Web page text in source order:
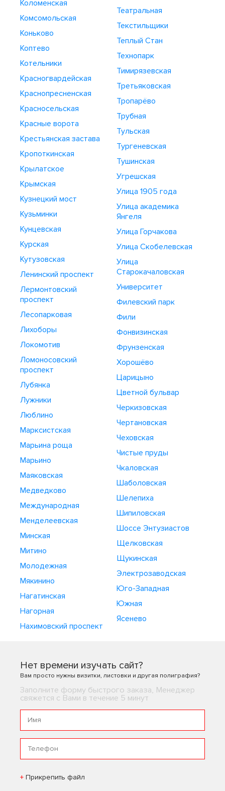
Коломенская
Комсомольская
Коньково
Коптево
Котельники
Красногвардейская
Краснопресненская
Красносельская
Красные ворота
Крестьянская застава
Кропоткинская
Крылатское
Крымская
Кузнецкий мост
Кузьминки
Кунцевская
Курская
Кутузовская
Ленинский проспект
Лермонтовский
проспект
Лесопарковая
Лихоборы
Локомотив
Ломоносовский
проспект
Лубянка
Лужники
Люблино
Марксистская
Марьина роща
Марьино
Маяковская
Медведково
Международная
Менделеевская
Минская
Митино
Молодежная
Мякинино
Нагатинская
Нагорная
Нахимовский проспект
Театральная
Текстильщики
Теплый Стан
Технопарк
Тимирязевская
Третьяковская
Тропарёво
Трубная
Тульская
Тургеневская
Тушинская
Угрешская
Улица 1905 года
Улица академика
Янгеля
Улица Горчакова
Улица Скобелевская
Улица
Старокачаловская
Университет
Филевский парк
Фили
Фонвизинская
Фрунзенская
Хорошёво
Царицыно
Цветной бульвар
Черкизовская
Чертановская
Чеховская
Чистые пруды
Чкаловская
Шаболовская
Шелепиха
Шипиловская
Шоссе Энтузиастов
Щелковская
Щукинская
Электрозаводская
Юго-Западная
Южная
Ясенево
Нет времени изучать сайт?
Вам просто нужны визитки, листовки и другая полиграфия?
Заполните форму быстрого заказа, Менеджер
свяжется с Вами в течение 5 минут
Прикрепить файл